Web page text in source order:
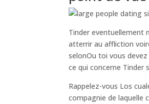
Tinder eventuellement
atterrir au affliction
selonOu toi vous
ce qui concerne Tinder
Rappelez-vous Los
compagnie de laquelle